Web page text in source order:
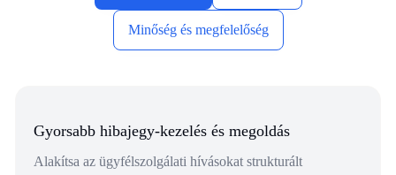
Minőség és megfelelőség
Gyorsabb hibajegy-kezelés és megoldás
Alakítsa az ügyfélszolgálati hívásokat strukturált